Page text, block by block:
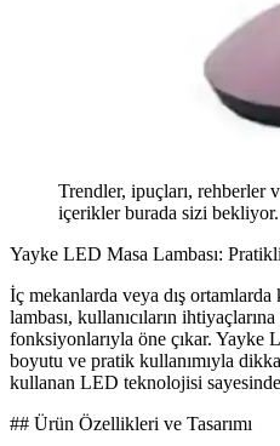
Trendler, ipuçları, rehberler
içerikler burada sizi bekliyor.
Yayke LED Masa Lambası:
İç mekanlarda veya dış ortamlarda
lambası, kullanıcıların
fonksiyonlarıyla öne çıkar. Yayke
boyutu ve pratik kullanımıyla
kullanan LED teknolojisi
## Ürün Özellikleri ve Tasarımı